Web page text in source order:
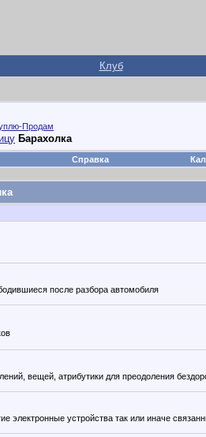
Клуб
Продам
Барахолка
Справка
после разбора автомобиля
вещей, атрибутики для преодоления
электронные устройства так или иначе